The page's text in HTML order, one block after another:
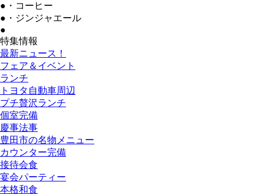
●・コーヒー
●・ジンジャエール
●
特集情報
最新ニュース！
フェア＆イベント
ランチ
トヨタ自動車周辺
プチ贅沢ランチ
個室完備
慶事法事
豊田市の名物メニュー
カウンター完備
接待会食
宴会パーティー
本格和食